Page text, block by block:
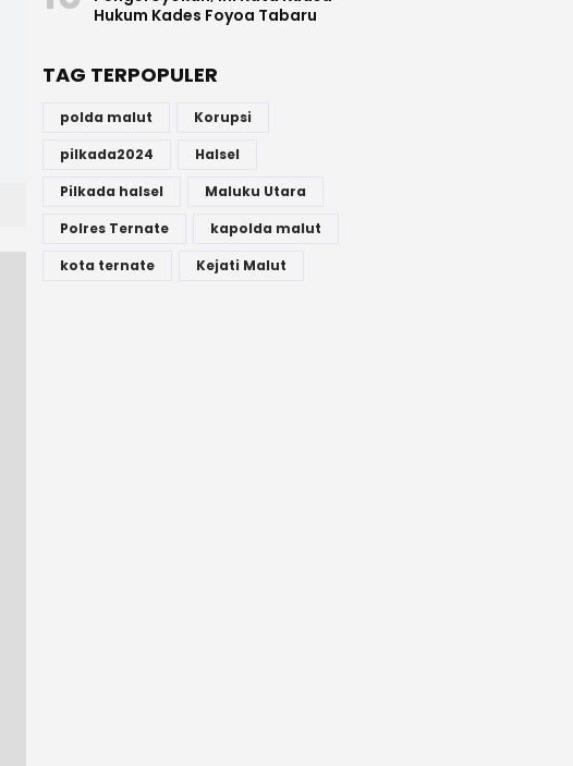
Hukum Kades Foyoa Tabaru
TAG TERPOPULER
polda malut
Korupsi
pilkada2024
Halsel
Pilkada halsel
Maluku Utara
Polres Ternate
kapolda malut
kota ternate
Kejati Malut